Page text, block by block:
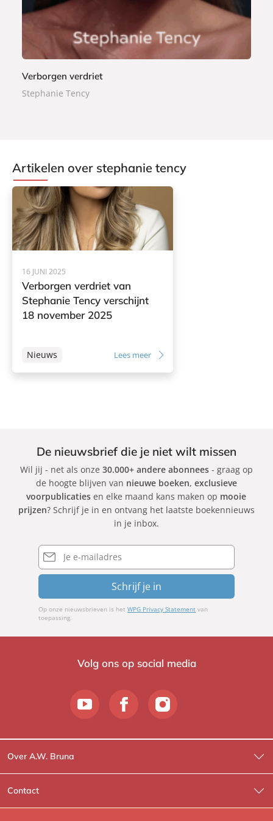
Verborgen verdriet
Stephanie Tency
Artikelen over stephanie tency
16 JUNI 2025
Verborgen verdriet van
Stephanie Tency verschijnt
18 november 2025
Nieuws Lees meer
De nieuwsbrief die je niet wilt missen
Wil jij - net als onze 30.000+ andere abonnees- graag op
de hoogte blijven van nieuwe boeken, exclusieve
voorpublicaties en elke maand kans maken op mooie
prijzen? Schrijf je in en ontvang het laatste boekennieuws
in je inbox.
E-
mailadres
Schrijf je in
Op onze nieuwsbrieven is hetWPG Privacy Statement van
toepassing.
Volg ons op social media
Over A.W. Bruna
Wat wij doen
Wie is Wie?
Contact
Contactinformatie